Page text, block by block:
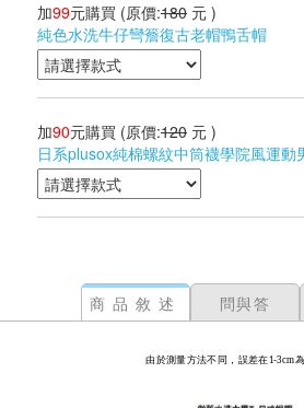
加99元購買 (原價:180 元 )
純色水洗牛仔彎簷復古老帽鴨舌帽
加90元購買 (原價:120 元 )
日系plusox純棉螺紋中筒襪學院風運動
商品敘述 問與答